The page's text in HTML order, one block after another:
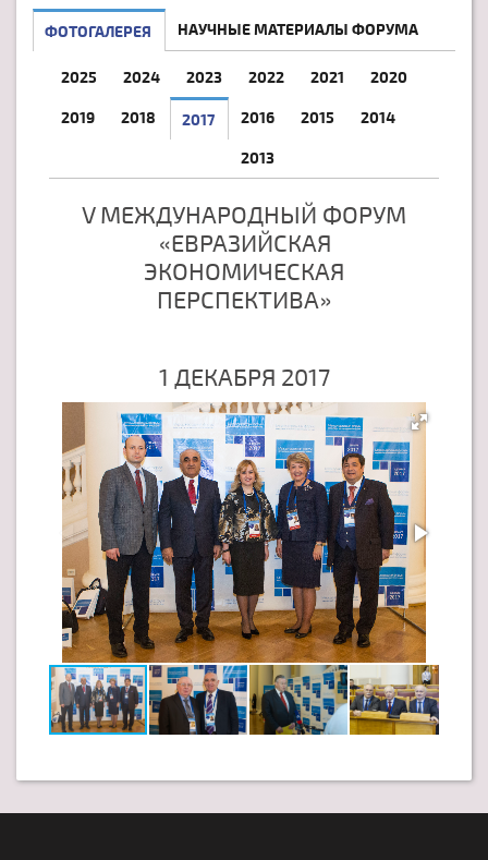
ФОТОГАЛЕРЕЯ НАУЧНЫЕ МАТЕРИАЛЫ ФОРУМА
2025 2024 2023 2022 2021 2020
2019 2018 2017 2016 2015 2014
2013
V МЕЖДУНАРОДНЫЙ ФОРУМ
«ЕВРАЗИЙСКАЯ
ЭКОНОМИЧЕСКАЯ
ПЕРСПЕКТИВА»
1 ДЕКАБРЯ 2017